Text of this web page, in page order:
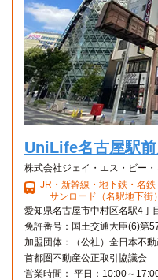
UniLife名古屋駅
株式会社ジェイ・エス・ビー
JR・新幹線・地下鉄・名
「サンロード（名駅地下
愛知県名古屋市中村区名駅4丁
免許番号：国土交通大臣(6)第
加盟団体：（公社）全日本不
首都圏不動産公正取引協議会
営業時間： 平日：10:00～